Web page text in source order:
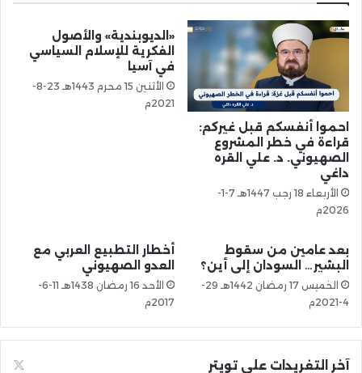
احموا أنفسكم قبل غيركم:
قراءة في خطر المشروع
الصهيوني. د. علي القره
داغي
الأربعاء 18 رجب 1447هـ 7-1-
2026م
«الديوبندية» والأصول
الفكرية للإسلام السياسي
في آسيا
الأثنين 15 محرم 1443هـ 23-8-
2021م
بعد عامين من سقوط
البشير… السودان إلى أين؟
الخميس 17 رمضان 1442هـ 29-
4-2021م
أخطار التطبيع العربي مع
العدو الصهيوني
الأحد 16 رمضان 1438هـ 11-6-
2017م
آخر التغريدات على تويتر